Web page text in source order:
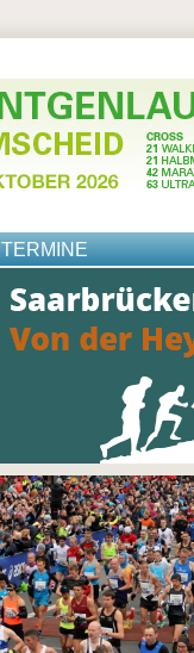
TERMINE